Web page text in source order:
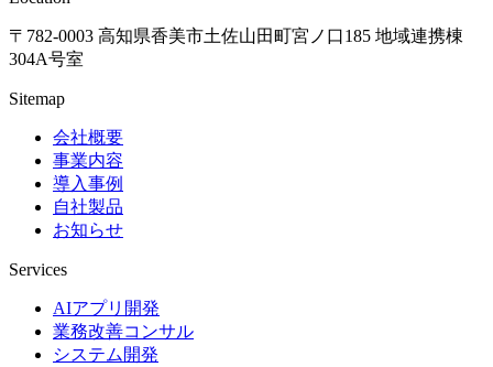
〒782-0003 高知県香美市土佐山田町宮ノ口185 地域連携棟
304A号室
Sitemap
会社概要
事業内容
導入事例
自社製品
お知らせ
Services
AIアプリ開発
業務改善コンサル
システム開発